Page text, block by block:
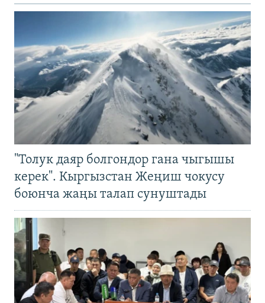
"Толук даяр болгондор гана чыгышы
керек". Кыргызстан Жеңиш чокусу
боюнча жаңы талап сунуштады